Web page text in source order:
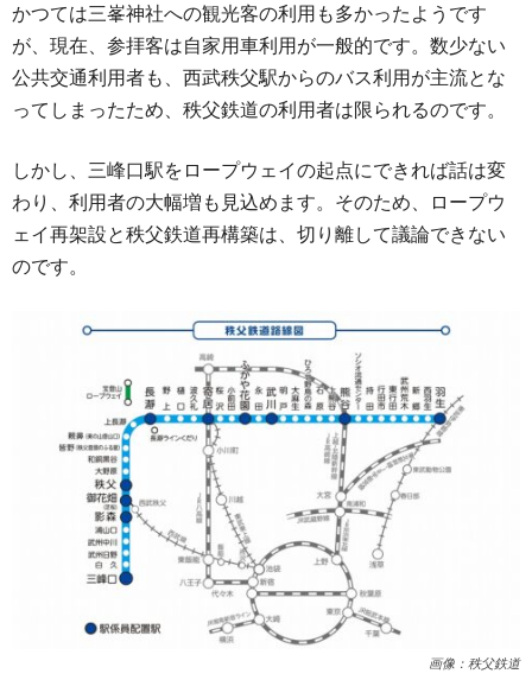
かつては三峯神社への観光客の利用も多かったようです
が、現在、参拝客は自家用車利用が一般的です。数少ない
公共交通利用者も、西武秩父駅からのバス利用が主流とな
ってしまったため、秩父鉄道の利用者は限られるのです。
しかし、三峰口駅をロープウェイの起点にできれば話は変
わり、利用者の大幅増も見込めます。そのため、ロープウ
ェイ再架設と秩父鉄道再構築は、切り離して議論できない
のです。
画像：秩父鉄道